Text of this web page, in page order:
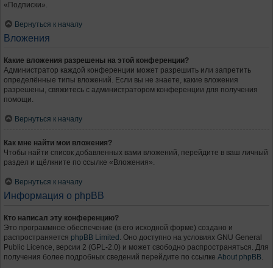
«Подписки».
Вернуться к началу
Вложения
Какие вложения разрешены на этой конференции?
Администратор каждой конференции может разрешить или запретить
определённые типы вложений. Если вы не знаете, какие вложения
разрешены, свяжитесь с администратором конференции для получения
помощи.
Вернуться к началу
Как мне найти мои вложения?
Чтобы найти список добавленных вами вложений, перейдите в ваш личный
раздел и щёлкните по ссылке «Вложения».
Вернуться к началу
Информация о phpBB
Кто написал эту конференцию?
Это программное обеспечение (в его исходной форме) создано и
распространяется phpBB Limited . Оно доступно на условиях GNU General
Public Licence, версии 2 (GPL-2.0) и может свободно распространяться. Для
получения более подробных сведений перейдите по ссылке About phpBB.